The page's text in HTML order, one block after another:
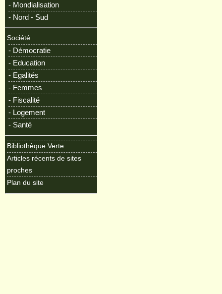
- Mondialisation
- Nord - Sud
Société
- Démocratie
- Education
- Egalités
- Femmes
- Fiscalité
- Logement
- Santé
Bibliothèque Verte
Articles récents de sites
proches
Plan du site